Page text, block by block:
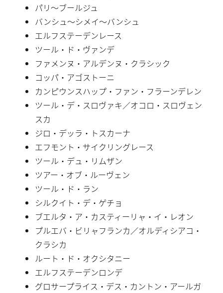
パリ〜ブールジュ
バンシュ〜シメイ〜バンシュ
エルフステーデンレース
ツール・ド・ヴァンデ
ファメンヌ・アルデンヌ・クラシック
コッパ・アゴストーニ
カンピウンスハップ・ファン・フラーンデレン
ツール・デ・スロヴァキ／オコロ・スロヴェン
スカ
ジロ・デッラ・トスカーナ
エフモント・サイクリングレース
ツール・デュ・リムザン
ツアー・オブ・ルーヴェン
ツール・ド・ラン
シルクイト・デ・ゲチョ
ブエルタ・ア・カスティーリャ・イ・レオン
プルエバ・ビリャフランカ／オルディシアコ・
クラシカ
ルート・ド・オクシタニー
エルフステーデンロンデ
グロサープライス・デス・カントン・アールガ